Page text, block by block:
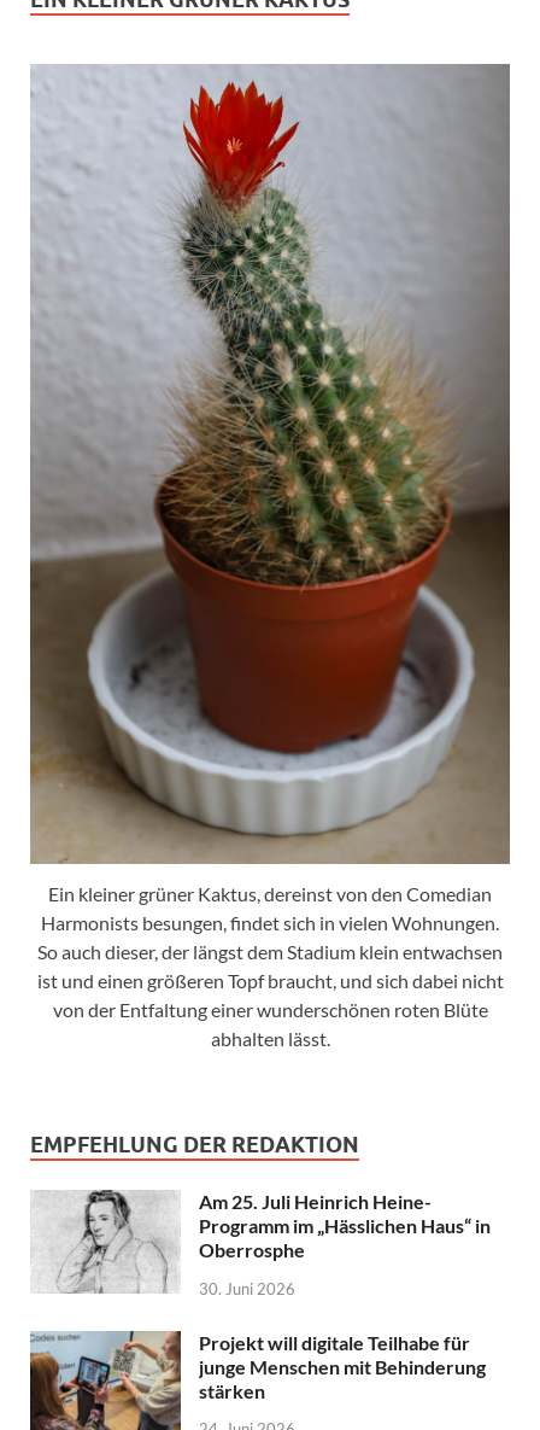
Ein kleiner grüner Kaktus, dereinst von den Comedian
Harmonists besungen, findet sich in vielen Wohnungen.
So auch dieser, der längst dem Stadium klein entwachsen
ist und einen größeren Topf braucht, und sich dabei nicht
von der Entfaltung einer wunderschönen roten Blüte
abhalten lässt.
EMPFEHLUNG DER REDAKTION
Am 25. Juli Heinrich Heine-
Programm im „Hässlichen Haus“ in
Oberrosphe
30. Juni 2026
Projekt will digitale Teilhabe für
junge Menschen mit Behinderung
stärken